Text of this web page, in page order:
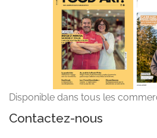
Disponible dans tous les
Contactez-nous